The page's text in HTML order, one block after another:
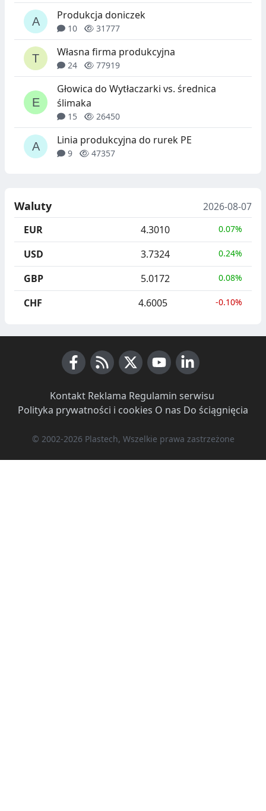
Produkcja doniczek
10 31777
Własna firma produkcyjna
24 77919
Głowica do Wytłaczarki vs. średnica
ślimaka
15 26450
Linia produkcyjna do rurek PE
9 47357
Waluty
2026-08-07
EUR
4.3010 0.07%
USD 3.7324 0.24%
GBP 5.0172 0.08%
CHF 4.6005 -0.10%
Kontakt· Reklama Regulamin serwisu
Polityka prywatności i cookies O nas Do ściągnięcia
© 2002-2026 Plastech, Wszelkie prawa zastrzeżone